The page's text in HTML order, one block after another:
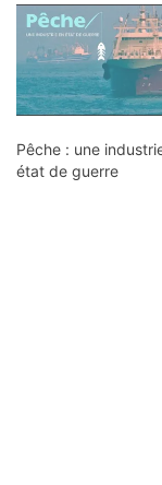
Pêche : une
état de guerre